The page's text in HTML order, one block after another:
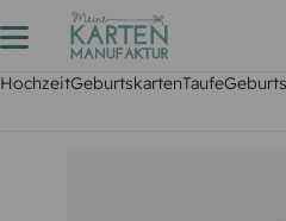
HochzeitGeburtskartenTaufe